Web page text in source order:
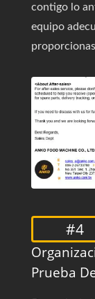
contigo lo
equipo
#4
Prueba